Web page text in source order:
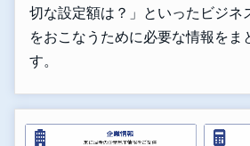
切な設定額は？」といったビジネ
をおこなうために必要な情報をま
す。